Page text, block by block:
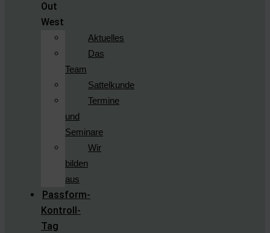
Out
West
Aktuelles
Das
Team
Sattelkunde
Termine
und
Seminare
Wir
bilden
aus
Passform-
Kontroll-
Tag